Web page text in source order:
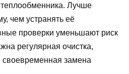
Лучше
чем устранять её
проверки уменьшают риск
регулярная очистка,
своевременная замена